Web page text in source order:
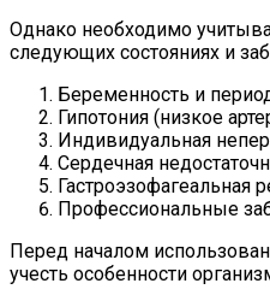
Однако необходимо
следующих состояниях и
Беременность и
Гипотония (низкое
Индивидуальная
Сердечная
Гастроэзофагеальная
Профессиональные
Перед началом
учесть особенности